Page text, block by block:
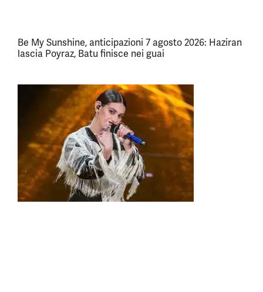
Be My Sunshine, anticipazioni 7 agosto 2026: Haziran
lascia Poyraz, Batu finisce nei guai